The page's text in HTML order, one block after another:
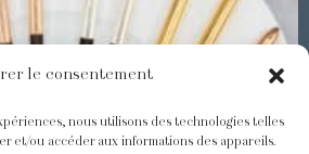
le consentement
nous utilisons des technologies telles
et/ou accéder aux informations des appareils.